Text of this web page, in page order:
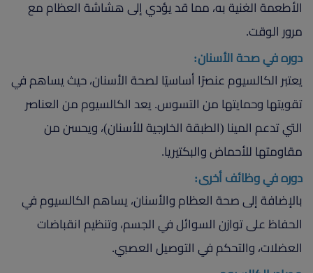
الأطعمة الغنية به، مما قد يؤدي إلى هشاشة العظام مع
مرور الوقت.
دوره في صحة الأسنان:
يعتبر الكالسيوم عنصرًا أساسيًا لصحة الأسنان، حيث يساهم في
تقويتها وحمايتها من التسوس. يعد الكالسيوم من العناصر
التي تدعم المينا (الطبقة الخارجية للأسنان)، ويحسن من
مقاومتها للأحماض والبكتيريا.
دوره في وظائف أخرى:
بالإضافة إلى صحة العظام والأسنان، يساهم الكالسيوم في
الحفاظ على توازن السوائل في الجسم، وتنظيم انقباضات
العضلات، والتحكم في التوصيل العصبي.